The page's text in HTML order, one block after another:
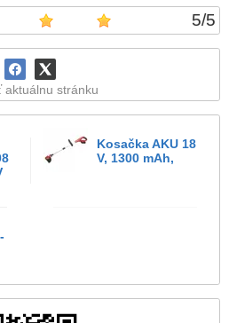
5/5
aktuálnu stránku
Kosačka AKU 18
V, 1300 mAh,